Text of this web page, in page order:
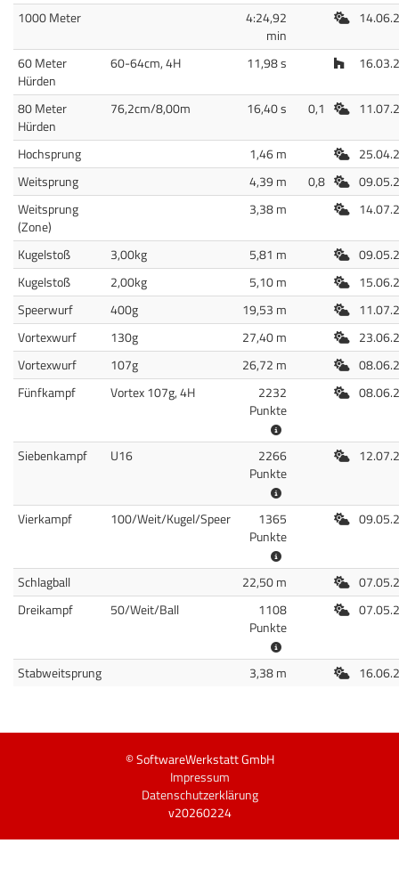
1000 Meter
4:24,92
min
Freiluft
60 Meter
Hürden
60-64cm, 4H 11,98 s Halle
80 Meter
Hürden
76,2cm/8,00m 16,40 s 0,1 Freiluft
Hochsprung 1,46 m Freiluft
Weitsprung
4,39 m 0,8 Freiluft
Weitsprung
(Zone)
3,38 m Freiluft
Kugelstoß 3,00kg 5,81 m Freiluft
Kugelstoß
2,00kg 5,10 m Freiluft
Speerwurf
400g 19,53 m Freiluft
Vortexwurf
130g 27,40 m Freiluft
Vortexwurf
107g 26,72 m Freiluft
Fünfkampf
Vortex 107g, 4H
2232
Punkte
Freiluft
Siebenkampf U16
2266
Punkte
Freiluft
Vierkampf 100/Weit/Kugel/Speer
1365
Punkte
Freiluft
Schlagball 22,50 m Freiluft
Dreikampf
50/Weit/Ball
1108
Punkte
Freiluft
Stabweitsprung 3,38 m Freiluft
© SoftwareWerkstatt GmbH
Impressum
Datenschutzerklärung
v20260224